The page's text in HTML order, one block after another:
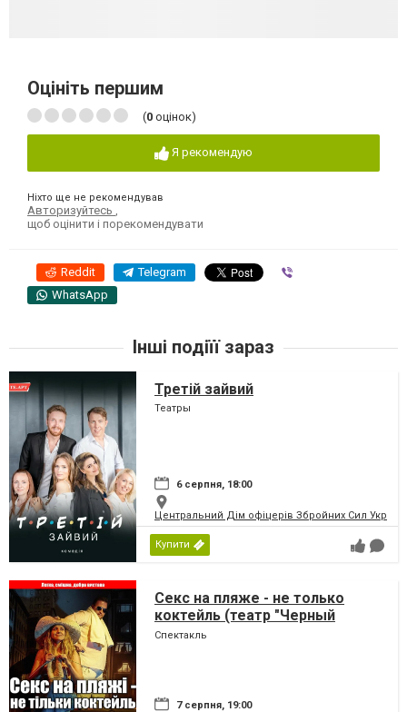
Оцініть першим
(0 оцінок)
Я рекомендую
Ніхто ще не рекомендував
Авторизуйтесь
щоб оцінити і порекомендувати
Reddit Telegram
WhatsApp
Інші подіїї зараз
Третій зайвий
Театры
6 серпня, 18:00
Центральний Дім офіцерів Збройних Сил
Купити
Секс на пляже - не только
коктейль (театр "Черный
Квадрат")
Спектакль
7 серпня, 19:00